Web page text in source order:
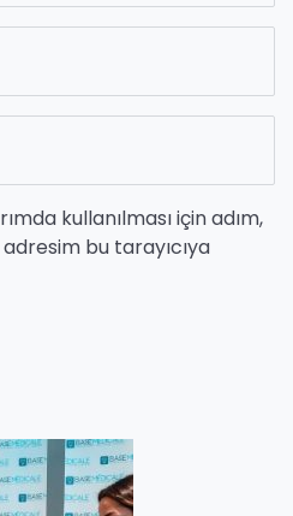
kullanılması için adım,
bu tarayıcıya